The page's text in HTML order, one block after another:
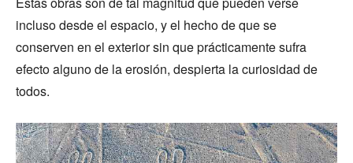
incluso desde el espacio, y el hecho de que se
conserven en el exterior sin que prácticamente sufra
efecto alguno de la erosión, despierta la curiosidad de
todos.